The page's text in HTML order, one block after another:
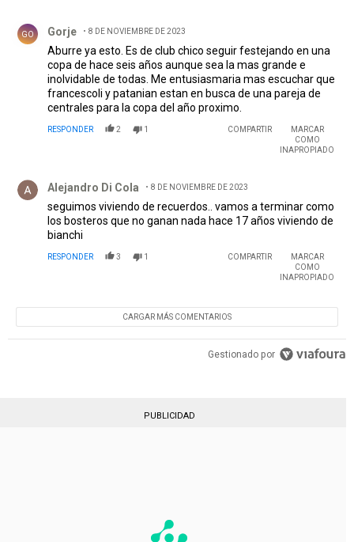
GO Gorje 8 DE NOVIEMBRE DE 2023
Aburre ya esto. Es de club chico seguir festejando en una
copa de hace seis años aunque sea la mas grande e
inolvidable de todas. Me entusiasmaria mas escuchar que
francescoli y patanian estan en busca de una pareja de
centrales para la copa del año proximo.
RESPONDER 2 1 COMPARTIR
MARCAR
COMO
INAPROPIADO
Alejandro Di Cola 8 DE NOVIEMBRE DE 2023
seguimos viviendo de recuerdos.. vamos a terminar como
los bosteros que no ganan nada hace 17 años viviendo de
bianchi
RESPONDER 3 1 COMPARTIR
MARCAR
COMO
INAPROPIADO
CARGAR MÁS COMENTARIOS
Gestionado por
PUBLICIDAD